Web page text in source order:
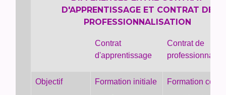
D'APPRENTISSAGE ET CONTRAT DE
PROFESSIONNALISATION
Contrat
d'apprentissage
Contrat de
Objectif Formation initiale Formation